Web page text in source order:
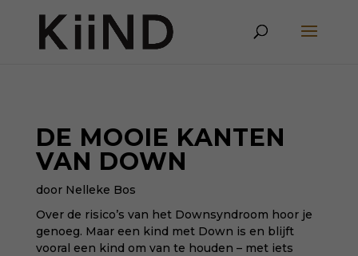
DE MOOIE KANTEN
VAN DOWN
door Nelleke Bos
Over de risico’s van het Downsyndroom hoor je
genoeg. Maar een kind met Down is en blijft
vooral een kind om van te houden – met iets